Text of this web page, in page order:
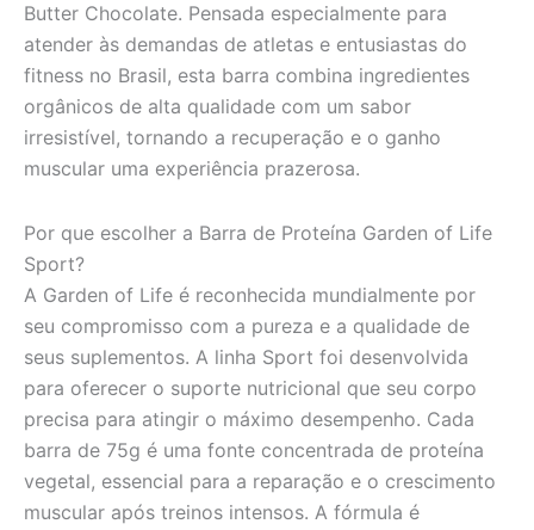
Butter Chocolate. Pensada especialmente para
atender às demandas de atletas e entusiastas do
fitness no Brasil, esta barra combina ingredientes
orgânicos de alta qualidade com um sabor
irresistível, tornando a recuperação e o ganho
muscular uma experiência prazerosa.
Por que escolher a Barra de Proteína Garden of Life
Sport?
A Garden of Life é reconhecida mundialmente por
seu compromisso com a pureza e a qualidade de
seus suplementos. A linha Sport foi desenvolvida
para oferecer o suporte nutricional que seu corpo
precisa para atingir o máximo desempenho. Cada
barra de 75g é uma fonte concentrada de proteína
vegetal, essencial para a reparação e o crescimento
muscular após treinos intensos. A fórmula é